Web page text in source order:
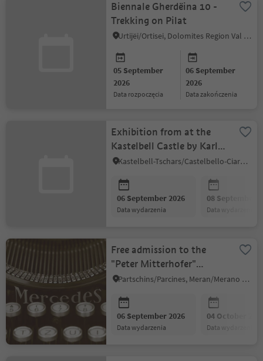
Biennale Gherdëina 10 -
Trekking on Pilat
Urtijëi/Ortisei, Dolomites Region Val Gardena
05 September
2026
data rozpoczęcia
06 September
2026
data zakończenia
Exhibition from at the
Kastelbell Castle by Karl
Plattner
Kastelbell-Tschars/Castelbello-Ciardes, Vinschgau/Val Venosta
06 September 2026
data wydarzenia
08 September
data wydarzenia
Free admission to the
"Peter Mitterhofer"
Typewriter Museum
Partschins/Parcines, Meran/Merano and environs
06 September 2026
data wydarzenia
04 October
data wydarzenia